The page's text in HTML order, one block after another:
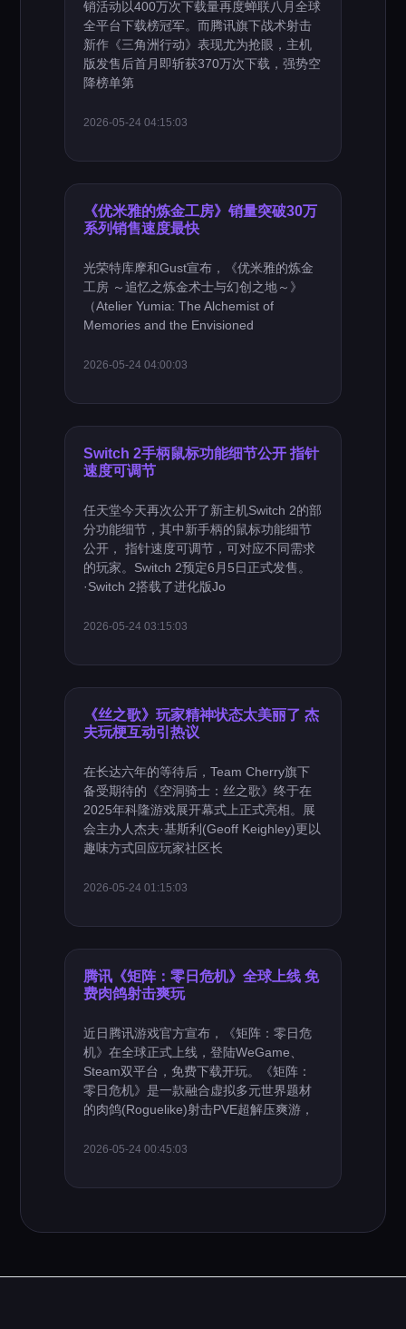
销活动以400万次下载量再度蝉联八月全球
全平台下载榜冠军。而腾讯旗下战术射击
新作《三角洲行动》表现尤为抢眼，主机
版发售后首月即斩获370万次下载，强势空
降榜单第
2026-05-24 04:15:03
《优米雅的炼金工房》销量突破30万
系列销售速度最快
光荣特库摩和Gust宣布，《优米雅的炼金
工房 ～追忆之炼金术士与幻创之地～》
（Atelier Yumia: The Alchemist of
Memories and the Envisioned
2026-05-24 04:00:03
Switch 2手柄鼠标功能细节公开 指针
速度可调节
任天堂今天再次公开了新主机Switch 2的部
分功能细节，其中新手柄的鼠标功能细节
公开， 指针速度可调节，可对应不同需求
的玩家。Switch 2预定6月5日正式发售。
·Switch 2搭载了进化版Jo
2026-05-24 03:15:03
《丝之歌》玩家精神状态太美丽了 杰
夫玩梗互动引热议
在长达六年的等待后，Team Cherry旗下
备受期待的《空洞骑士：丝之歌》终于在
2025年科隆游戏展开幕式上正式亮相。展
会主办人杰夫·基斯利(Geoff Keighley)更以
趣味方式回应玩家社区长
2026-05-24 01:15:03
腾讯《矩阵：零日危机》全球上线 免
费肉鸽射击爽玩
近日腾讯游戏官方宣布，《矩阵：零日危
机》在全球正式上线，登陆WeGame、
Steam双平台，免费下载开玩。《矩阵：
零日危机》是一款融合虚拟多元世界题材
的肉鸽(Roguelike)射击PVE超解压爽游，
2026-05-24 00:45:03